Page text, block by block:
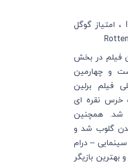
IMDb 7.9 ، امتیاز گوگل
فیلم در بخش
و چهارمین
فیلم برلین
خرس نقره ای
شد. همچنین
گلوب شد و
– درام
بهترین بازیگر